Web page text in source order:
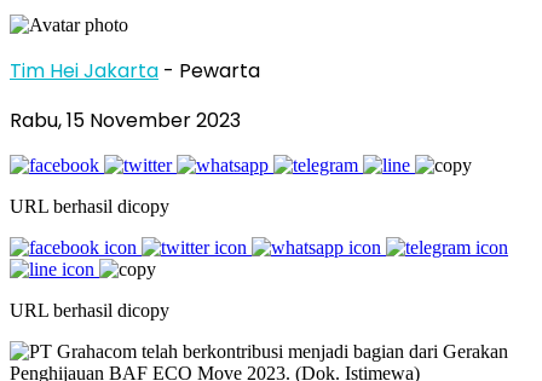
Tim Hei Jakarta - Pewarta
Rabu, 15 November 2023
URL berhasil dicopy
URL berhasil dicopy